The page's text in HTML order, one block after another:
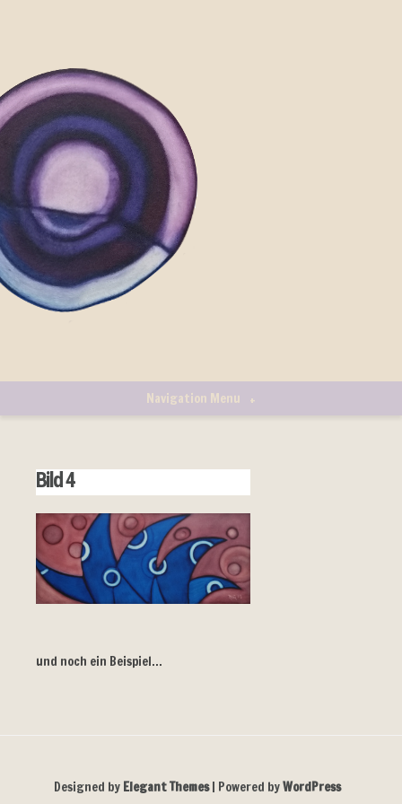
Navigation Menu +
Bild 4
und noch ein Beispiel…
Designed by Elegant Themes| Powered byWordPress